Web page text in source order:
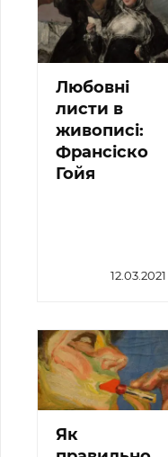
Любовні
листи в
живописі:
Франсіско
Гойя
12.03.2021
Як